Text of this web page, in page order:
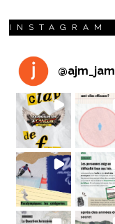
INSTAGRAM
@ajm_jam_